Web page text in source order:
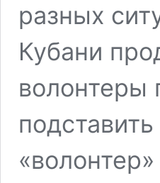
разных
Кубани
волонтеры